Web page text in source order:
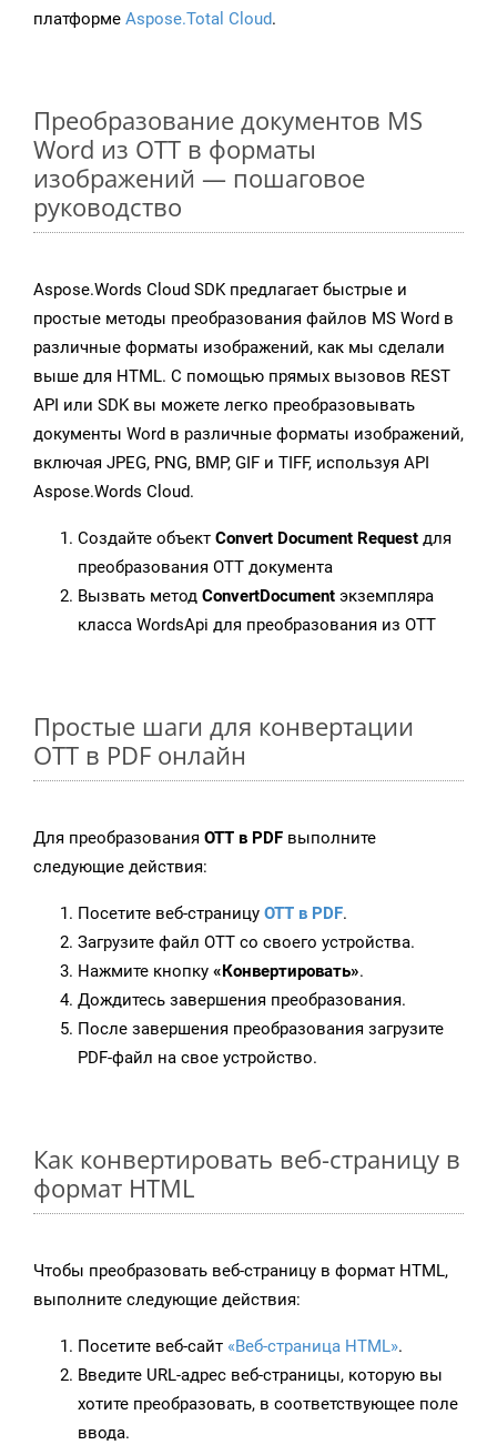
платформе Aspose.Total Cloud.
Преобразование документов MS
Word из OTT в форматы
изображений — пошаговое
руководство
Aspose.Words Cloud SDK предлагает быстрые и
простые методы преобразования файлов MS Word в
различные форматы изображений, как мы сделали
выше для HTML. С помощью прямых вызовов REST
API или SDK вы можете легко преобразовывать
документы Word в различные форматы изображений,
включая JPEG, PNG, BMP, GIF и TIFF, используя API
Aspose.Words Cloud.
Создайте объект Convert Document Request для
преобразования OTT документа
Вызвать метод ConvertDocument экземпляра
класса WordsApi для преобразования из OTT
Простые шаги для конвертации
OTT в PDF онлайн
Для преобразования OTT в PDF выполните
следующие действия:
Посетите веб-страницу OTT в PDF.
Загрузите файл OTT со своего устройства.
Нажмите кнопку «Конвертировать».
Дождитесь завершения преобразования.
После завершения преобразования загрузите
PDF-файл на свое устройство.
Как конвертировать веб-страницу в
формат HTML
Чтобы преобразовать веб-страницу в формат HTML,
выполните следующие действия:
Посетите веб-сайт «Веб-страница HTML».
Введите URL-адрес веб-страницы, которую вы
хотите преобразовать, в соответствующее поле
ввода.